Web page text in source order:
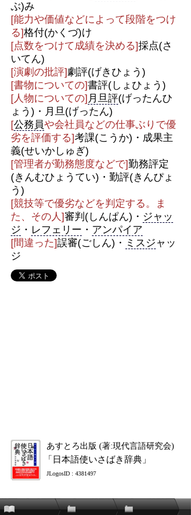
ぶ)み
[能力や価値などによって段階をつけ
る]格付(かくづ)け
[点数をつけて成績を決める]採点(さ
いてん)
[演劇の批評]劇評(げきひょう)
[書物についての]書評(しょひょう)
[人物についての] 月旦評(げったんひ
ょう)・月旦(げったん)
[公務員や会社員などの仕事ぶりで優
劣を評価する]考課(こうか)・成果主
義(せいかしゅぎ)
[管理者が勤務態度などで]勤務評定
(きんむひょうてい)・勤評(きんぴょ
う)
[競技等で優劣などを判定する。ま
た、その人]審判(しんぱん)・ ジャッ
ジ ・ レフェリー ・ アンパイア
[間違った]誤審(ごしん)・ ミスジャッ
ジ
あすとろ出版 (著:現代言語研究会)
「日本語使いさばき辞典」
JLogosID : 4381497